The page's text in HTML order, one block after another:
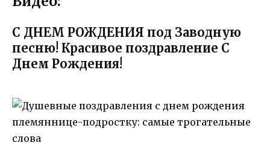
С ДНЕМ РОЖДЕНИЯ под Заводную
песню! Красивое поздравление С
Днем Рождения!